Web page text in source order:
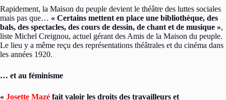
Rapidement, la Maison du peuple devient le théâtre des luttes sociales
mais pas que… « Certains mettent en place une bibliothèque, des
bals, des spectacles, des cours de dessin, de chant et de musique »,
liste Michel Creignou, actuel gérant des Amis de la Maison du peuple.
Le lieu y a même reçu des représentations théâtrales et du cinéma dans
les années 1920.
… et au féminisme
« Josette Mazé fait valoir les droits des travailleurs et